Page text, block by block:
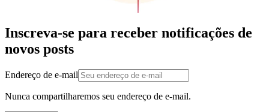
Inscreva-se para receber notificações de
novos posts
Endereço de e-mail
Nunca compartilharemos seu endereço de e-mail.